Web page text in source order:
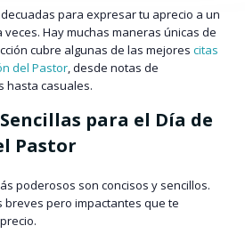
para expresar tu aprecio a un
Hay muchas maneras únicas de
cubre algunas de las mejores citas
del Pastor, desde notas de
hasta casuales.
para el Día de
Pastor
poderosos son concisos y sencillos.
breves pero impactantes que te